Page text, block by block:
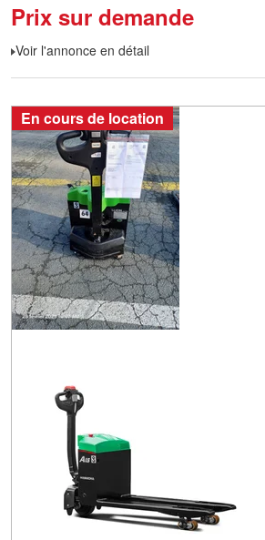
Prix sur demande
Voir l'annonce en détail
En cours de location